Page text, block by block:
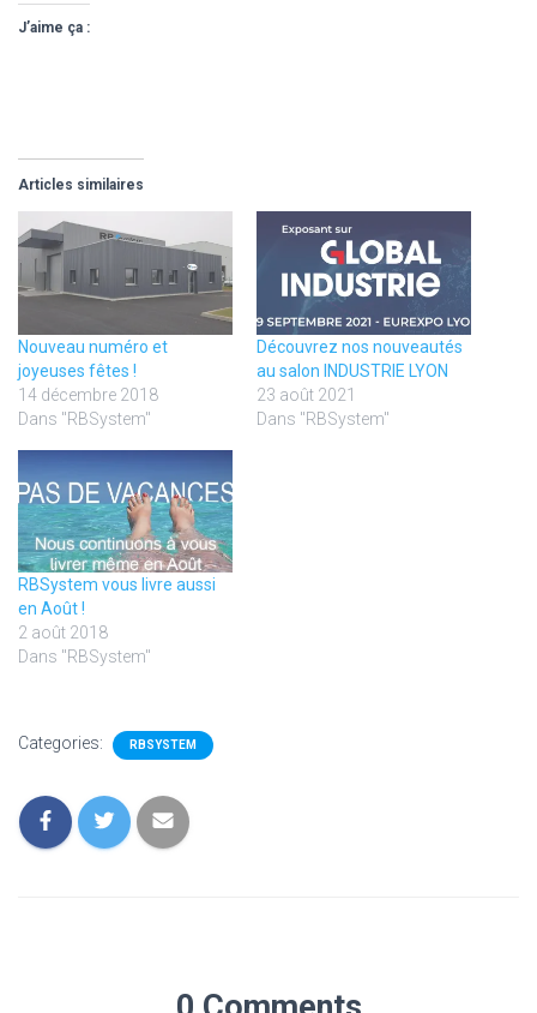
J’aime ça :
Articles similaires
Nouveau numéro et
joyeuses fêtes !
14 décembre 2018
Dans "RBSystem"
Découvrez nos nouveautés
au salon INDUSTRIE LYON
23 août 2021
Dans "RBSystem"
RBSystem vous livre aussi
en Août !
2 août 2018
Dans "RBSystem"
Categories: RBSYSTEM